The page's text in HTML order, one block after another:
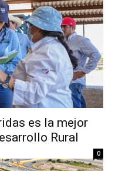
es la mejor
Rural
0